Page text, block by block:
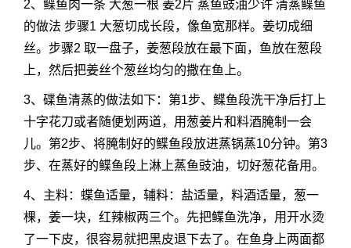
2、鲽鱼肉一条 大葱一根 姜2片 蒸鱼豉油少许 清蒸鲽鱼
的做法 步骤1 大葱切成长段，像鱼宽那样。姜切成细
丝。步骤2 取一盘子，姜葱段放在最下面，鱼放在葱段
上，然后把姜丝个葱丝均匀的撒在鱼上。
3、碟鱼清蒸的做法如下：第1步、鲽鱼段洗干净后打上
十字花刀或者随便划两道，用葱姜片和料酒腌制一会
儿。第2步、将腌制好的鲽鱼段放进蒸锅蒸10分钟。第3
步、在蒸好的鲽鱼段上淋上蒸鱼豉油，切好葱花备用。
4、主料：蝶鱼适量，辅料：盐适量，料酒适量，葱一
棵，姜一块，红辣椒两三个。先把鲽鱼洗净，用开水烫
了一下皮，很容易就把黑皮退下去了。在鱼身上两面都